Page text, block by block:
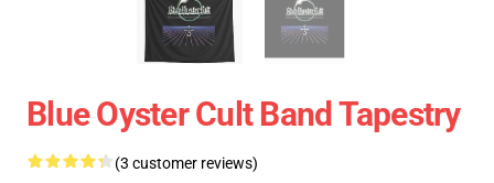
Blue Oyster Cult Band Tapestry
(3 customer reviews)